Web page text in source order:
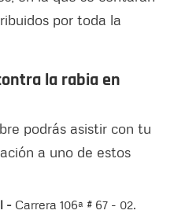
por toda la
la rabia en
podrás asistir con tu
a uno de estos
- Carrera 106ª # 67 - 02.